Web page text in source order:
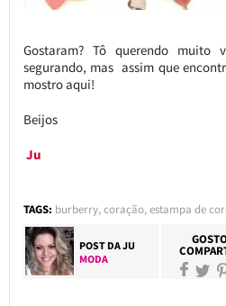
Gostaram? Tô querendo muito
segurando, mas assim que
mostro aqui!
Beijos
Ju
TAGS: burberry,coração,estampa de
POST DAJU
MODA